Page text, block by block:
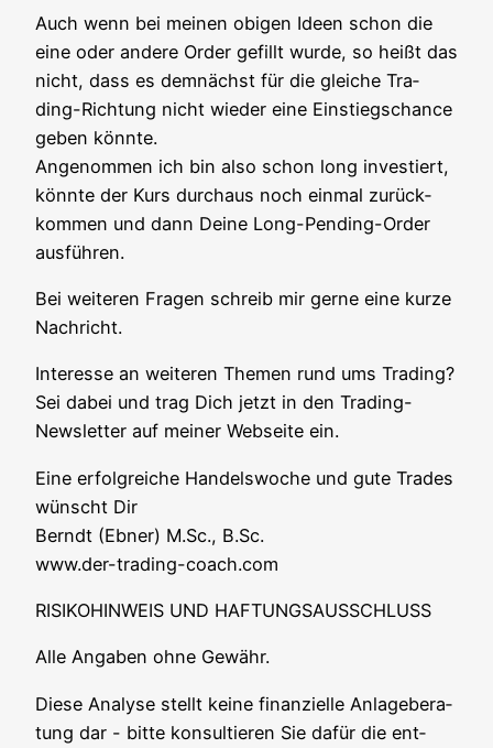
Auch wenn bei mei­nen obi­gen Ideen schon die
eine oder ande­re Order gefillt wur­de, so heißt das
nicht, dass es dem­nächst für die glei­che Tra­
ding-Rich­tung nicht wie­der eine Ein­stiegs­chan­ce
geben könn­te.
Ange­nom­men ich bin also schon long inves­tiert,
könn­te der Kurs durch­aus noch ein­mal zurück­
kom­men und dann Dei­ne Long-Pen­ding-Order
ausführen.
Bei wei­te­ren Fra­gen schreib mir ger­ne eine kur­ze
Nachricht.
Inter­es­se an wei­te­ren The­men rund ums Tra­ding?
Sei dabei und trag Dich jetzt in den Tra­ding-
News­let­ter auf mei­ner Web­sei­te ein.
Eine erfolg­rei­che Han­dels­wo­che und gute Trades
wünscht Dir
Berndt (Ebner) M.Sc., B.Sc.
www.der-trading-coach.com
RISIKOHINWEIS UND HAFTUNGSAUSSCHLUSS
Alle Anga­ben ohne Gewähr.
Die­se Ana­ly­se stellt kei­ne finan­zi­el­le Anla­ge­be­ra­
tung dar - bit­te kon­sul­tie­ren Sie dafür die ent­